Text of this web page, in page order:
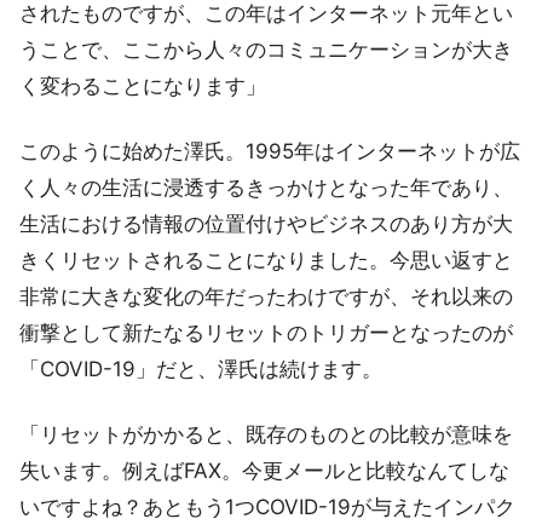
されたものですが、この年はインターネット元年とい
うことで、ここから人々のコミュニケーションが大き
く変わることになります」
このように始めた澤氏。1995年はインターネットが広
く人々の生活に浸透するきっかけとなった年であり、
生活における情報の位置付けやビジネスのあり方が大
きくリセットされることになりました。今思い返すと
非常に大きな変化の年だったわけですが、それ以来の
衝撃として新たなるリセットのトリガーとなったのが
「COVID-19」だと、澤氏は続けます。
「リセットがかかると、既存のものとの比較が意味を
失います。例えばFAX。今更メールと比較なんてしな
いですよね？あともう1つCOVID-19が与えたインパク